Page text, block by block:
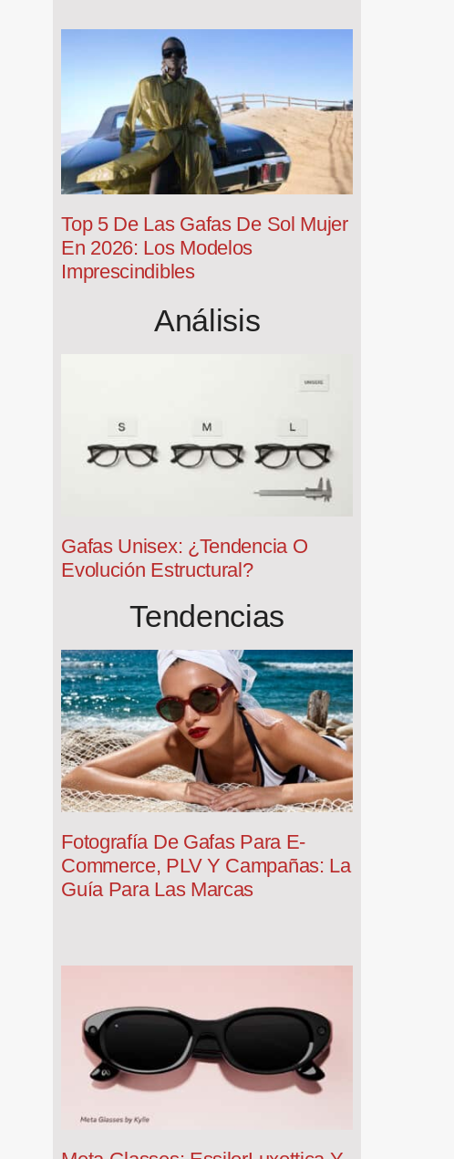
Top 5 De Las Gafas De Sol Mujer
En 2026: Los Modelos
Imprescindibles
Análisis
Gafas Unisex: ¿tendencia O
Evolución Estructural?
Tendencias
Fotografía De Gafas Para E-
Commerce, PLV Y Campañas: La
Guía Para Las Marcas